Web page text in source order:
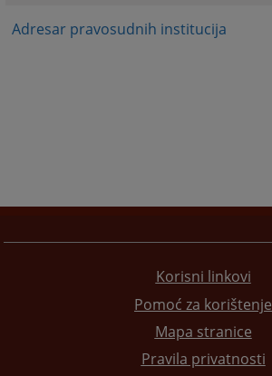
Adresar pravosudnih institucija
Korisni linkovi
Pomoć za korištenje
Mapa stranice
Pravila privatnosti